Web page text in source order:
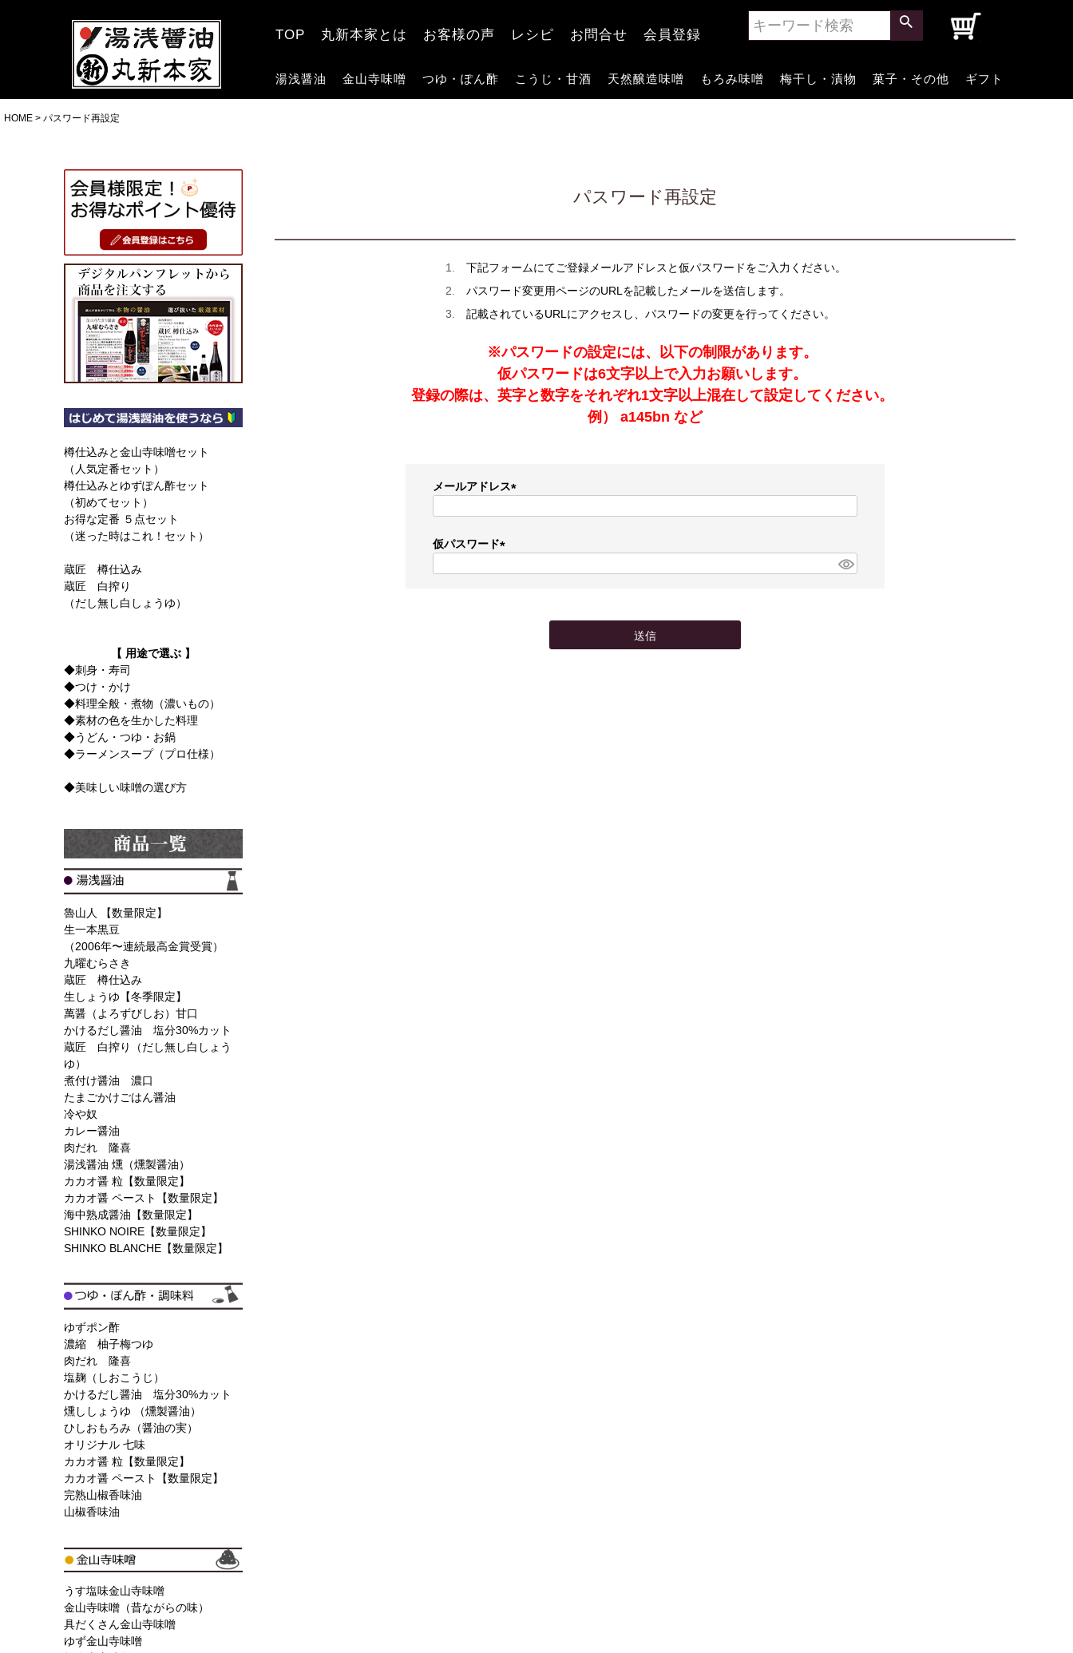
TOP 丸新本家とは お客様の声 レシピ お問合せ 会員登録
湯浅醤油 金山寺味噌 つゆ・ぽん酢 こうじ・甘酒 天然醸造味噌 もろみ味噌 梅干し・漬物 菓子・その他 ギフト
HOME パスワード再設定
樽仕込みと金山寺味噌セット
（人気定番セット）
樽仕込みとゆずぽん酢セット
（初めてセット）
お得な定番 ５点セット
（迷った時はこれ！セット）
蔵匠 樽仕込み
蔵匠 白搾り
（だし無し白しょうゆ）
【 用途で選ぶ 】
◆刺身・寿司
◆つけ・かけ
◆料理全般・煮物（濃いもの）
◆素材の色を生かした料理
◆うどん・つゆ・お鍋
◆ラーメンスープ（プロ仕様）
◆美味しい味噌の選び方
魯山人 【数量限定】
生一本黒豆
（2006年〜連続最高金賞受賞）
九曜むらさき
蔵匠 樽仕込み
生しょうゆ【冬季限定】
萬醤（よろずびしお）甘口
かけるだし醤油 塩分30%カット
蔵匠 白搾り（だし無し白しょう
ゆ）
煮付け醤油 濃口
たまごかけごはん醤油
冷や奴
カレー醤油
肉だれ 隆喜
湯浅醤油 燻（燻製醤油）
カカオ醤 粒【数量限定】
カカオ醤 ペースト【数量限定】
海中熟成醤油【数量限定】
SHINKO NOIRE【数量限定】
SHINKO BLANCHE【数量限定】
ゆずポン酢
濃縮 柚子梅つゆ
肉だれ 隆喜
塩麹（しおこうじ）
かけるだし醤油 塩分30%カット
燻ししょうゆ （燻製醤油）
ひしおもろみ（醤油の実）
オリジナル 七味
カカオ醤 粒【数量限定】
カカオ醤 ペースト【数量限定】
完熟山椒香味油
山椒香味油
うす塩味金山寺味噌
金山寺味噌（昔ながらの味）
具だくさん金山寺味噌
ゆず金山寺味噌
パスワード再設定
下記フォームにてご登録メールアドレスと仮パスワードをご入力ください。
パスワード変更用ページのURLを記載したメールを送信します。
記載されているURLにアクセスし、パスワードの変更を行ってください。
※パスワードの設定には、以下の制限があります。
仮パスワードは6文字以上で入力お願いします。
登録の際は、英字と数字をそれぞれ1文字以上混在して設定してください。
例） a145bn など
メールアドレス
)
仮パスワード
送信